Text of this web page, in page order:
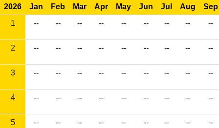
2026 Jan Feb Mar Apr May Jun Jul Aug
Sep
1
-- -- -- -- -- -- -- -- --
2 -- -- -- -- -- -- -- -- --
3 -- -- -- -- -- -- -- -- --
4 -- -- -- -- -- -- -- -- --
5 -- -- -- -- -- -- -- -- --